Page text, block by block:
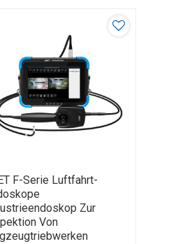
F-Serie Luftfahrt-
Zur
Von